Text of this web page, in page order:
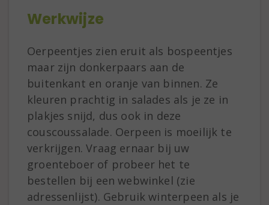
Werkwijze
Oerpeentjes zien eruit als bospeentjes
maar zijn donkerpaars aan de
buitenkant en oranje van binnen. Ze
kleuren prachtig in salades als je ze in
plakjes snijd, dus ook in deze
couscoussalade. Oerpeen is moeilijk te
verkrijgen. Vraag ernaar bij uw
groenteboer of probeer het te
bestellen bij een webwinkel (zie
adressenlijst). Gebruik winterpeen als je